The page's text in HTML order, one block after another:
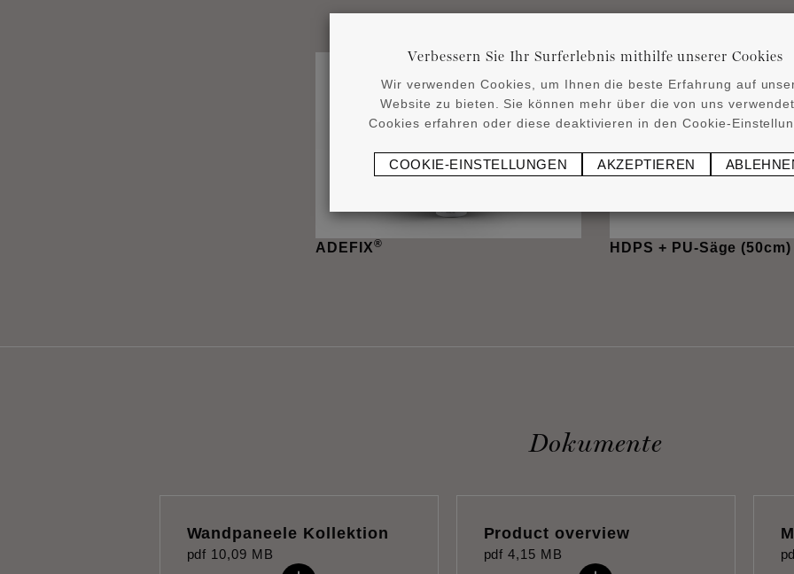
ADEFIX® HDPS + PU-Säge (50cm)
Dokumente
Wandpaneele Kollektion
pdf 10,09 MB
Product overview
pdf 4,15 MB
Verbessern Sie Ihr Surferlebnis mithilfe unserer Cookies
Wir verwenden Cookies, um Ihnen die beste Erfahrung auf
Website zu bieten. Sie können mehr über die von uns
Cookies erfahren oder diese deaktivieren in den Cookie-
COOKIE-EINSTELLUNGEN AKZEPTIEREN